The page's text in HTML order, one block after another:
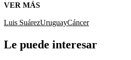
VER MÁS
Luis SuárezUruguayCáncer
Le puede interesar